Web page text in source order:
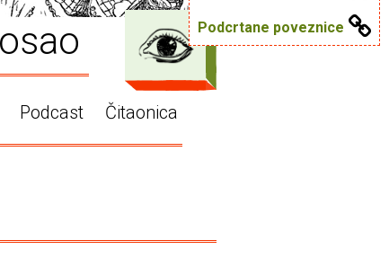
Podcrtane poveznice
Podcast Čitaonica